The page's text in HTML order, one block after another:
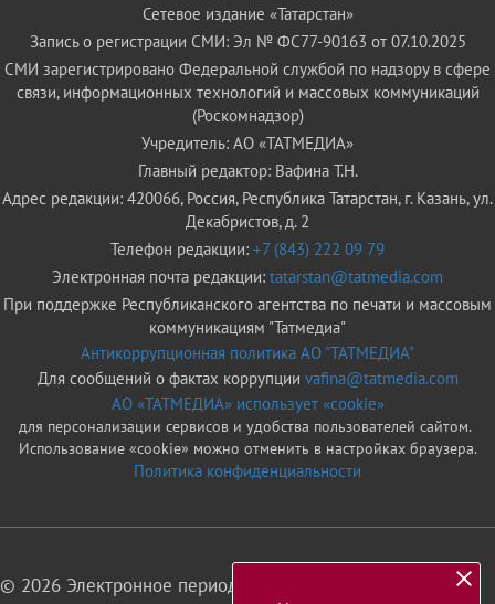
Сетевое издание «Татарстан»
Запись о регистрации СМИ: Эл № ФС77-90163 от 07.10.2025
СМИ зарегистрировано Федеральной службой по надзору в сфере
связи, информационных технологий и массовых коммуникаций
(Роскомнадзор)
Учредитель: АО «ТАТМЕДИА»
Главный редактор: Вафина Т.Н.
Адрес редакции: 420066, Россия, Республика Татарстан, г. Казань, ул.
Декабристов, д. 2
Телефон редакции: +7 (843) 222 09 79
Электронная почта редакции: tatarstan@tatmedia.com
При поддержке Республиканского агентства по печати и массовым
коммуникациям "Татмедиа"
Антикоррупционная политика АО "ТАТМЕДИА"
Для сообщений о фактах коррупции vafina@tatmedia.com
АО «ТАТМЕДИА» использует «cookie»
для персонализации сервисов и удобства пользователей сайтом.
Использование «cookie» можно отменить в настройках браузера.
Политика конфиденциальности
© 2026 Электронное периодическое издание «Татарстан»